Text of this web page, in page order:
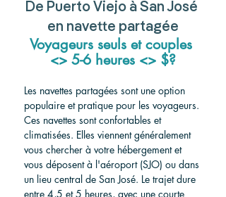
De Puerto Viejo à San José
en navette partagée
Voyageurs seuls et couples
<> 5-6 heures <> $?
Les navettes partagées sont une option
populaire et pratique pour les voyageurs.
Ces navettes sont confortables et
climatisées. Elles viennent généralement
vous chercher à votre hébergement et
vous déposent à l'aéroport (SJO) ou dans
un lieu central de San José. Le trajet dure
entre 4,5 et 5 heures, avec une courte